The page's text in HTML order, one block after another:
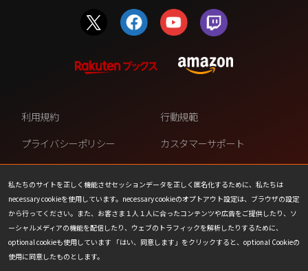
私たちのサイトを正しく機能させセッションデータを正しく匿名化するために、私たちは
necessary cookieを使用しています。necessary cookieのオプトアウト設定は、ブラウザの設定
から行ってください。また、お客さま１人１人に合ったコンテンツや広告をご提供したり、ソ
ーシャルメディアの機能を配信したり、ウェブのトラフィックを解析したりするために、
optional cookieも使用しています 「はい、同意します」をクリックすると、optional Cookieの
使用に同意したものとします。
利用規約
行動規範
プライバシーポリシー
カスタマーサポート
ファンコンテンツ・ポリシー
個人情報の販売や共有を許可し
ない
COOKIE
プレスリリース
会社情報
お問い合わせ